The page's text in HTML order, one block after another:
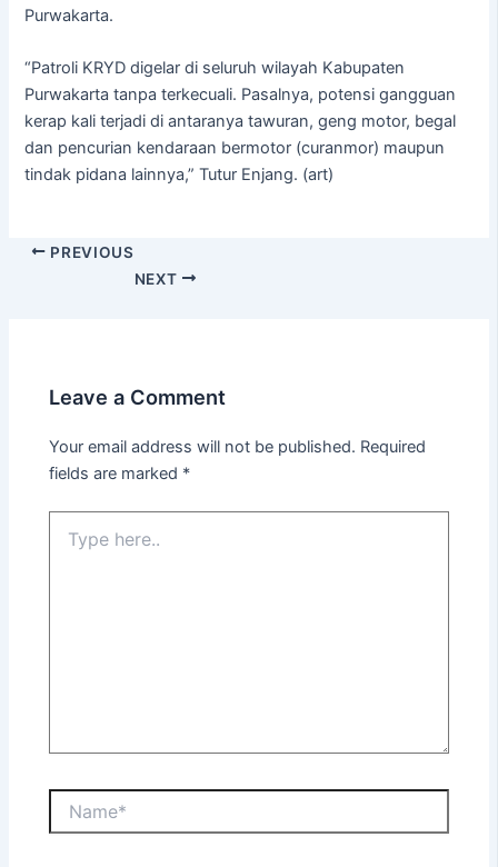
Purwakarta.
“Patroli KRYD digelar di seluruh wilayah Kabupaten
Purwakarta tanpa terkecuali. Pasalnya, potensi gangguan
kerap kali terjadi di antaranya tawuran, geng motor, begal
dan pencurian kendaraan bermotor (curanmor) maupun
tindak pidana lainnya,” Tutur Enjang. (art)
PREVIOUS
NEXT
Leave a Comment
Your email address will not be published. Required
fields are marked *
here..